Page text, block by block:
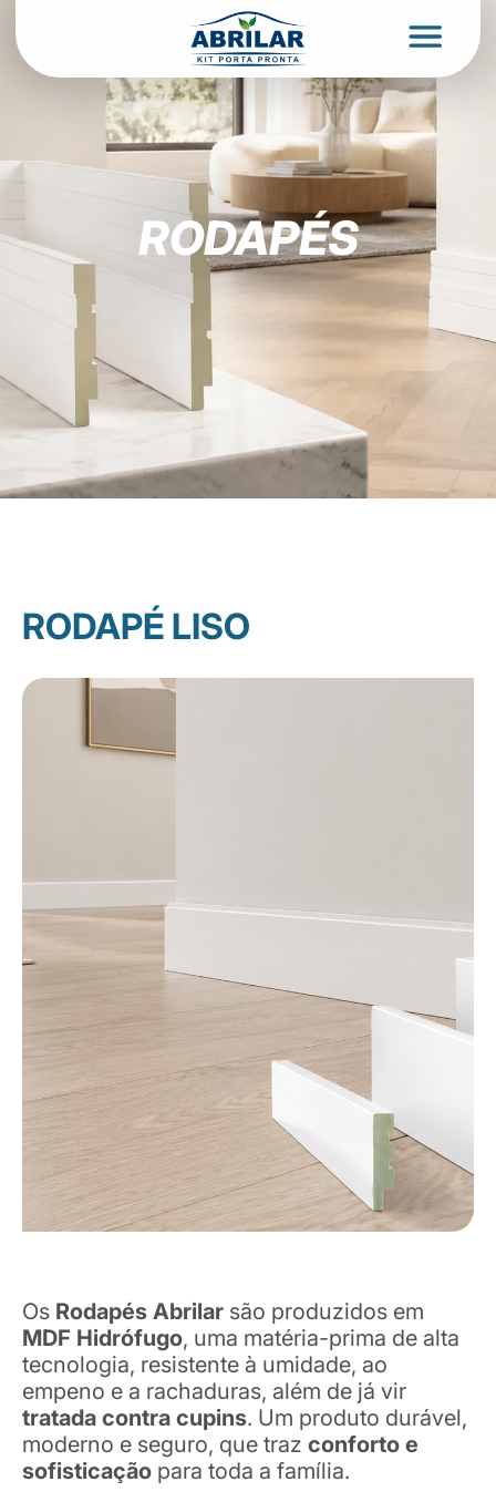
RODAPÉS
RODAPÉ LISO
Os Rodapés Abrilar são produzidos em
MDF Hidrófugo, uma matéria-prima de alta
tecnologia, resistente à umidade, ao
empeno e a rachaduras, além de já vir
tratada contra cupins. Um produto durável,
moderno e seguro, que traz conforto e
sofisticação para toda a família.